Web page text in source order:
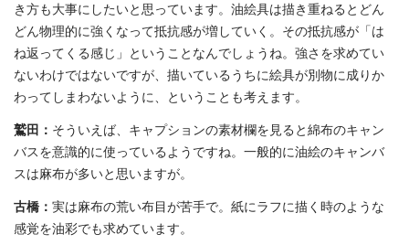
き方も大事にしたいと思っています。油絵具は描き重ねるとどん
どん物理的に強くなって抵抗感が増していく。その抵抗感が「は
ね返ってくる感じ」ということなんでしょうね。強さを求めてい
ないわけではないですが、描いているうちに絵具が別物に成りか
わってしまわないように、ということも考えます。
鷲田： そういえば、キャプションの素材欄を見ると綿布のキャン
バスを意識的に使っているようですね。一般的に油絵のキャンバ
スは麻布が多いと思いますが。
古橋： 実は麻布の荒い布目が苦手で。紙にラフに描く時のような
感覚を油彩でも求めています。